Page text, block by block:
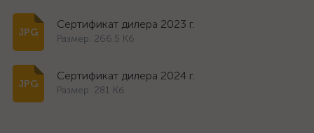
Сертификат дилера 2023 г.
Размер: 266.5 Кб
Сертификат дилера 2024 г.
Размер: 281 Кб